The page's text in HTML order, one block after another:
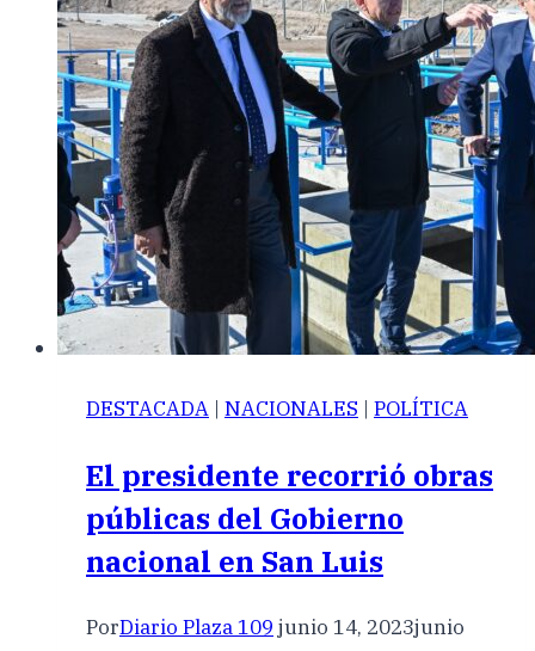
DESTACADA | NACIONALES | POLÍTICA
El presidente recorrió obras
públicas del Gobierno
nacional en San Luis
PorDiario Plaza 109 junio 14, 2023junio